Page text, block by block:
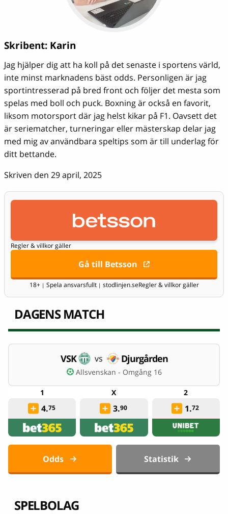
Skribent: Karin
Jag hjälper dig att ha koll på det senaste i sportens värld,
inte minst marknadens bäst odds. Personligen är jag
sportintresserad på bred front och följer det mesta som
spelas med boll och puck. Boxning är också en favorit,
liksom motorsport där jag helst kikar på F1. Oavsett det
är seriematcher, turneringar eller mästerskap delar jag
med mig av användbara speltips som är till underlag för
ditt bettande.
Skriven den 29 april, 2025
Regler & villkor gäller
Gå till Betsson
18+ | Spela ansvarsfullt | stodlinjen.seRegler & villkor gäller
DAGENS MATCH
VSK vs Djurgården
Allsvenskan - Omgång 16
4.75 3.90 1.72
Odds Statistik
SPELBOLAG